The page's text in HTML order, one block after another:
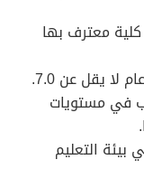
أو كلية معترف بها
في مستويات
التعليم